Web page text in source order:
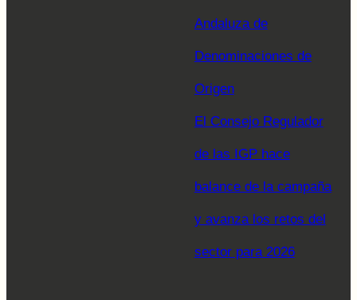
Andaluza de
Denominaciones de
Origen
El Consejo Regulador
de las IGP hace
balance de la campaña
y avanza los retos del
sector para 2026